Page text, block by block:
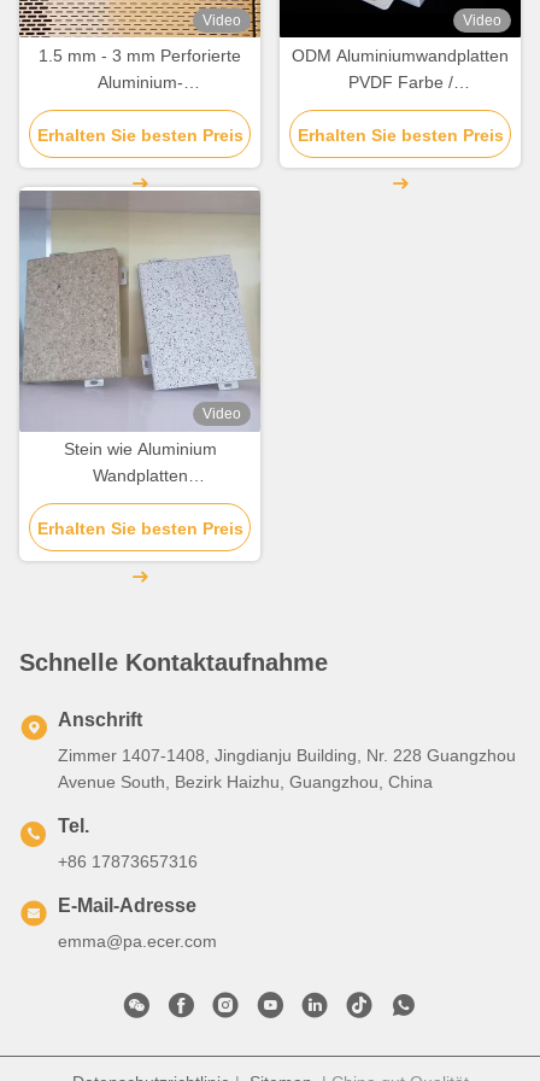
Video
1.5 mm - 3 mm Perforierte
Aluminium-
Dekorationswandwand
Chemikalienbeständigkeit
Erhalten Sie besten Preis
Video
ODM Aluminiumwandplatten
PVDF Farbe /
Pulverbeschichtung für
Fassadenverkleidung
Erhalten Sie besten Preis
Video
Stein wie Aluminium
Wandplatten
Säurebeständigkeit für
individuelle Dekoration
Erhalten Sie besten Preis
Schnelle Kontaktaufnahme
Anschrift
Zimmer 1407-1408, Jingdianju Building, Nr. 228 Guangzhou
Avenue South, Bezirk Haizhu, Guangzhou, China
Tel.
+86 17873657316
E-Mail-Adresse
emma@pa.ecer.com